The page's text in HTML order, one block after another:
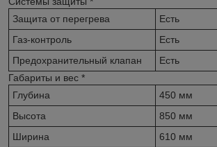
Защита от перегрева
Есть
Газ-контроль
Есть
Предохранительный клапан
Есть
Габариты и вес *
Глубина
450 мм
Высота
850 мм
Ширина
610 мм